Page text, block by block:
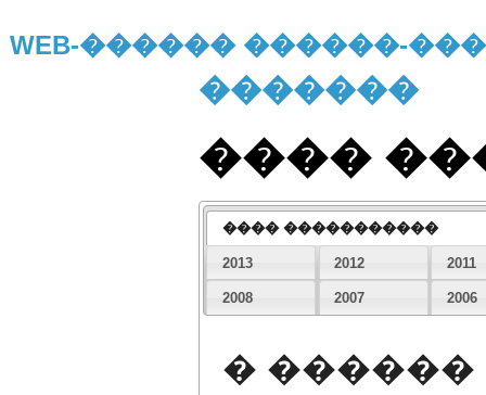
WEB-������ ������-
�������
����
���� �����������
2013 2012 2011
2008 2007 2006
�